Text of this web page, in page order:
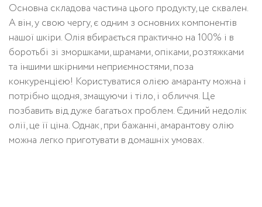
Основна складова частина цього продукту, це сквален.
А він, у свою чергу, є одним з основних компонентів
нашої шкіри. Олія вбирається практично на 100% і в
боротьбі зі зморшками, шрамами, опіками, розтяжками
та іншими шкірними неприємностями, поза
конкуренцією! Користуватися олією амаранту можна і
потрібно щодня, змащуючи і тіло, і обличчя. Це
позбавить від дуже багатьох проблем. Єдиний недолік
олії, це її ціна. Однак, при бажанні, амарантову олію
можна легко приготувати в домашніх умовах.